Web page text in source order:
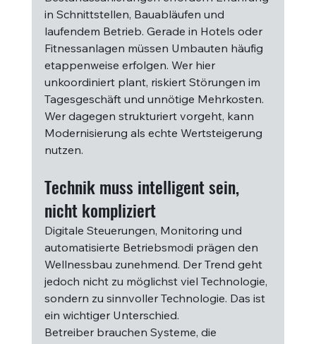
in Schnittstellen, Bauabläufen und
laufendem Betrieb. Gerade in Hotels oder
Fitnessanlagen müssen Umbauten häufig
etappenweise erfolgen. Wer hier
unkoordiniert plant, riskiert Störungen im
Tagesgeschäft und unnötige Mehrkosten.
Wer dagegen strukturiert vorgeht, kann
Modernisierung als echte Wertsteigerung
nutzen.
Technik muss intelligent sein,
nicht kompliziert
Digitale Steuerungen, Monitoring und
automatisierte Betriebsmodi prägen den
Wellnessbau zunehmend. Der Trend geht
jedoch nicht zu möglichst viel Technologie,
sondern zu sinnvoller Technologie. Das ist
ein wichtiger Unterschied.
Betreiber brauchen Systeme, die